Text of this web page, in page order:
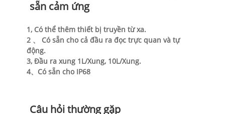
sẵn cảm ứng
1, Có thể thêm thiết bị truyền từ xa.
2 、 Có sẵn cho cả đầu ra đọc trực quan và tự
động.
3, Đầu ra xung 1L/Xung, 10L/Xung.
4、Có sẵn cho IP68
Câu hỏi thường gặp